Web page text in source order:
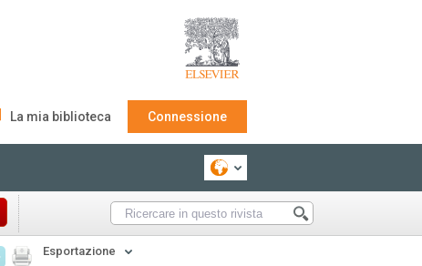
La mia biblioteca Connessione
Esportazione